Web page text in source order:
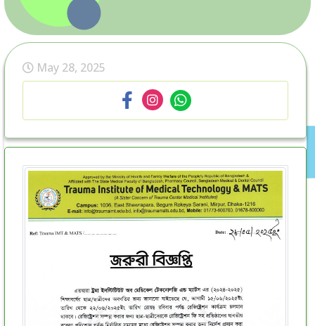
May 28, 2025